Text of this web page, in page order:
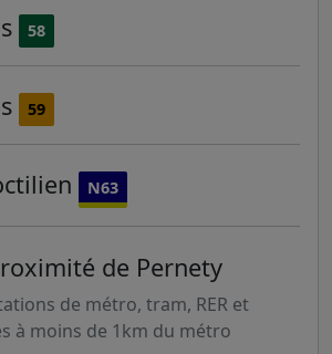
58
59
N63
de Pernety
de métro, tram, RER et
à moins de 1km du métro